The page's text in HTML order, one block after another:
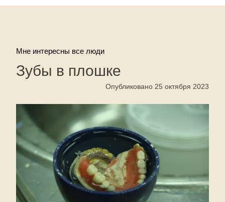
Мне интересны все люди
Зубы в плошке
Опубликовано 25 октября 2023